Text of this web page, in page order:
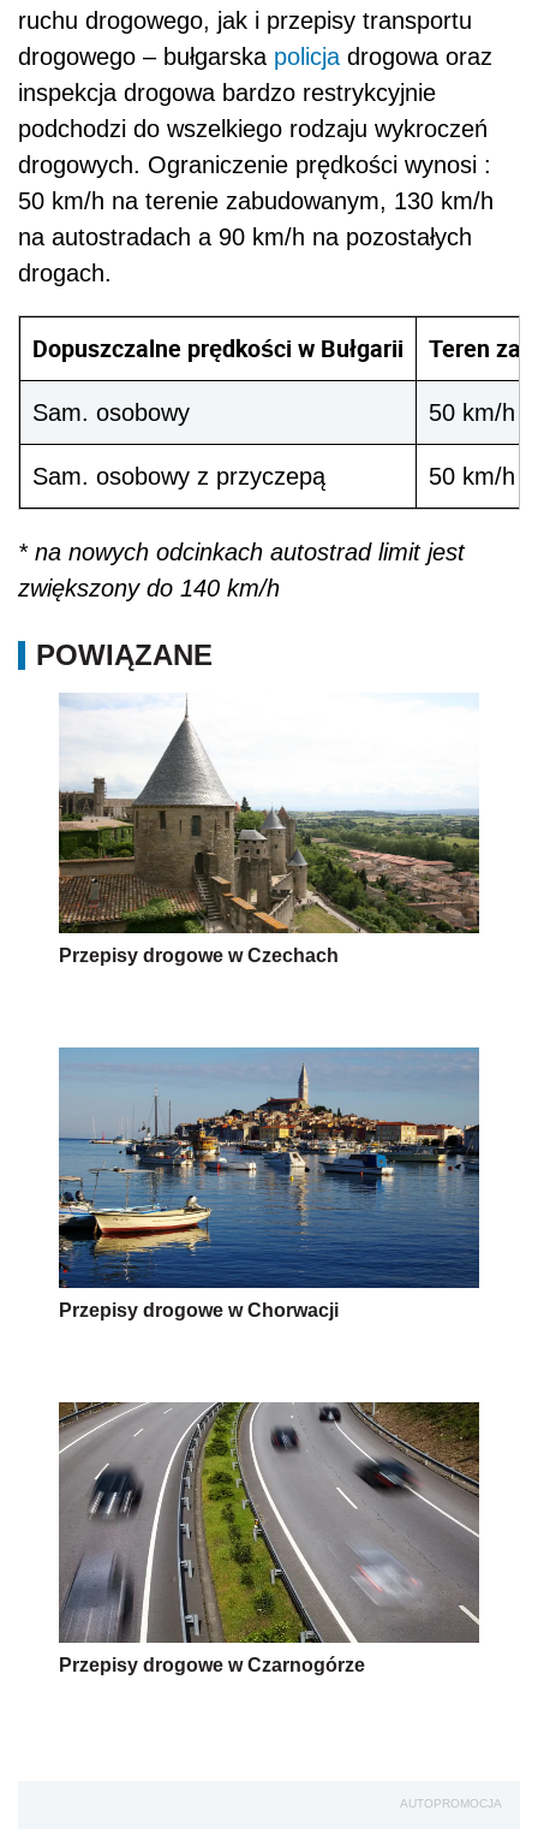
ruchu drogowego, jak i przepisy transportu
drogowego – bułgarska policja drogowa oraz
inspekcja drogowa bardzo restrykcyjnie
podchodzi do wszelkiego rodzaju wykroczeń
drogowych. Ograniczenie prędkości wynosi :
50 km/h na terenie zabudowanym, 130 km/h
na autostradach a 90 km/h na pozostałych
drogach.
Dopuszczalne prędkości w Bułgarii Teren
Sam. osobowy 50 km/h
Sam. osobowy z przyczepą 50 km/h
* na nowych odcinkach autostrad limit jest
zwiększony do 140 km/h
POWIĄZANE
Przepisy drogowe w Czechach
Przepisy drogowe w Chorwacji
Przepisy drogowe w Czarnogórze
AUTOPROMOCJA